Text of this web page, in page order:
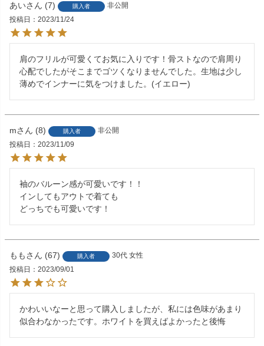
あい 7 購入者
非公開
投稿日
2023/11/24
肩のフリルが可愛くてお気に入りです！骨ストなので肩周り
心配でしたがそこまでゴツくなりませんでした。生地は少し
薄めでインナーに気をつけました。(イエロー)
m 8 購入者
非公開
投稿日
2023/11/09
袖のバルーン感が可愛いです！！
インしてもアウトで着ても
どっちでも可愛いです！
もも 67 購入者 30代 女性
投稿日
2023/09/01
かわいいなーと思って購入しましたが、私には色味があまり
似合わなかったです。ホワイトを買えばよかったと後悔